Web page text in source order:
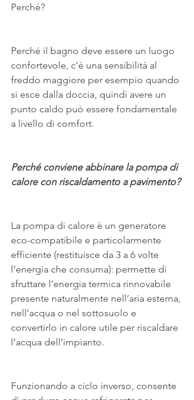
Perché?
Perché il bagno deve essere un luogo
confortevole, c’è una sensibilità al
freddo maggiore per esempio quando
si esce dalla doccia, quindi avere un
punto caldo può essere fondamentale
a livello di comfort.
Perché conviene abbinare la pompa di
calore con riscaldamento a pavimento?
La pompa di calore è un generatore
eco-compatibile e particolarmente
efficiente (restituisce da 3 a 6 volte
l’energia che consuma): permette di
sfruttare l’energia termica rinnovabile
presente naturalmente nell’aria esterna,
nell’acqua o nel sottosuolo e
convertirlo in calore utile per riscaldare
l’acqua dell’impianto.
Funzionando a ciclo inverso, consente